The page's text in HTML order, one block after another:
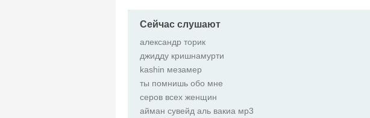
Сейчас слушают
александр торик
джидду кришнамурти
kashin мезамер
ты помнишь обо мне
серов всех женщин
айман сувейд аль вакиа мр3